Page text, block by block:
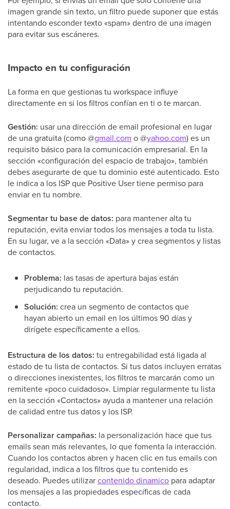
imagen grande sin texto, un filtro puede suponer que estás
intentando esconder texto «spam» dentro de una imagen
para evitar sus escáneres.
Impacto en tu configuración
La forma en que gestionas tu workspace influye
directamente en si los filtros confían en ti o te marcan.
Gestión: usar una dirección de email profesional en lugar
de una gratuita (como @gmail.com o @yahoo.com) es un
requisito básico para la comunicación empresarial. En la
sección «configuración del espacio de trabajo», también
debes asegurarte de que tu dominio esté autenticado. Esto
le indica a los ISP que Positive User tiene permiso para
enviar en tu nombre.
Segmentar tu base de datos: para mantener alta tu
reputación, evita enviar todos los mensajes a toda tu lista.
En su lugar, ve a la sección «Data» y crea segmentos y listas
de contactos.
Problema: las tasas de apertura bajas están
perjudicando tu reputación.
Solución: crea un segmento de contactos que
hayan abierto un email en los últimos 90 días y
dirígete específicamente a ellos.
Estructura de los datos: tu entregabilidad está ligada al
estado de tu lista de contactos. Si tus datos incluyen erratas
o direcciones inexistentes, los filtros te marcarán como un
remitente «poco cuidadoso». Limpiar regularmente tu lista
en la sección «Contactos» ayuda a mantener una relación
de calidad entre tus datos y los ISP.
Personalizar campañas: la personalización hace que tus
emails sean más relevantes, lo que fomenta la interacción.
Cuando los contactos abren y hacen clic en tus emails con
regularidad, indica a los filtros que tu contenido es
deseado. Puedes utilizarcontenido dinamico para adaptar
los mensajes a las propiedades específicas de cada
contacto.